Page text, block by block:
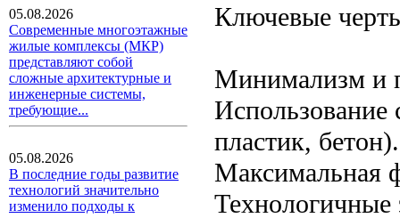
05.08.2026
Современные многоэтажные
жилые комплексы (МКР)
представляют собой
сложные архитектурные и
инженерные системы,
требующие...
05.08.2026
В последние годы развитие
технологий значительно
изменило подходы к
Ключевые
Минимализм и
Использование
пластик, бетон).
Максимальная